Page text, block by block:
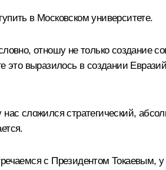
в Московском университете.
отношу не только создание
это выразилось в создании
сложился стратегический,
с Президентом Токаевым,